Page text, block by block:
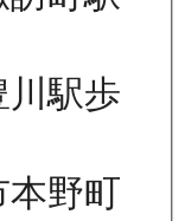
川駅歩
本野町